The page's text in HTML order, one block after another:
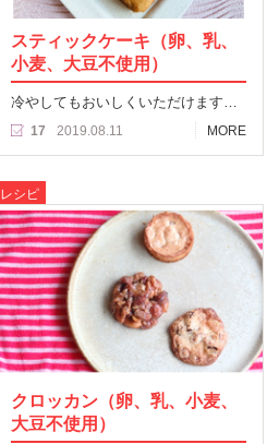
スティックケーキ（卵、乳、
小麦、大豆不使用）
冷やしてもおいしくいただけます…
17 2019.08.11 MORE
レシピ
クロッカン（卵、乳、小麦、
大豆不使用）